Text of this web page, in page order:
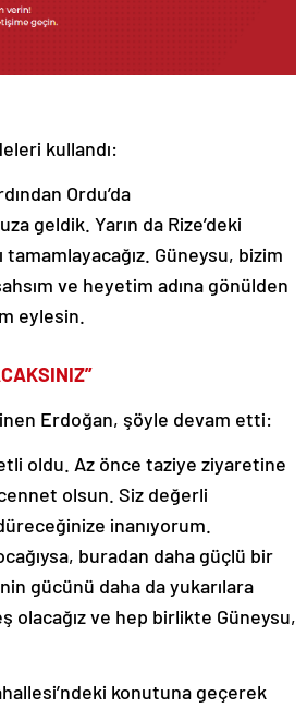
kullandı:
Ordu’da
geldik. Yarın da Rize’deki
Güneysu, bizim
ve heyetim adına gönülden
eylesin.
Erdoğan, şöyle devam etti:
oldu. Az önce taziye ziyaretine
olsun. Siz değerli
inanıyorum.
buradan daha güçlü bir
gücünü daha da yukarılara
olacağız ve hep birlikte Güneysu,
konutuna geçerek